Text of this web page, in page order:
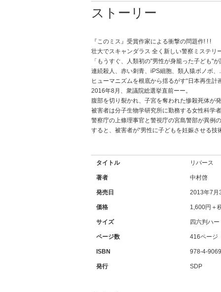
ストーリー
『このミス』受賞作家による衝撃の問題作! ! !
壮大でスキャンダラス 全く新しい警察ミステリ
「もうすぐ、人類初の"男性が身籠った子ども"
連続殺人、赤い刺青、iPS細胞、類人猿ボノボ
ヒューマニズムを根底から揺るがす“日本再生計
2016年8月、衆議院総選挙直前ーー。
腹部を切り裂かれ、子宮を奪われた惨殺死体が
被害者は分子生物学研究所に勤務する女性科学
警察庁の上條理事官と警視庁の宮島警部が異例
すると、被害者が“男性に子どもを妊娠させる
タイトル リバース
著者 中村啓
発売日 2013年7月
価格 1,600円＋
サイズ 四六判ハ
ページ数 416ページ
ISBN 978-4-
発行 SDP